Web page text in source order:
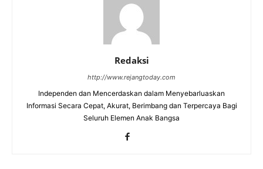
Redaksi
http://www.rejangtoday.com
Independen dan Mencerdaskan dalam Menyebarluaskan
Informasi Secara Cepat, Akurat, Berimbang dan Terpercaya Bagi
Seluruh Elemen Anak Bangsa